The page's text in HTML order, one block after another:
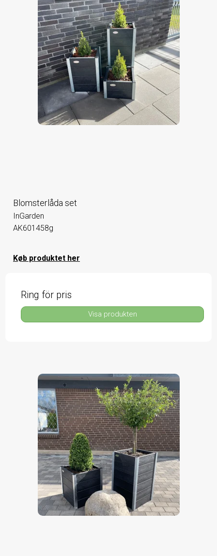
Blomsterlåda set
InGarden
AK601458g
Køb produktet her
Ring för pris
Visa produkten